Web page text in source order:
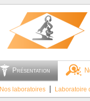
Présentation
Nos laboratoires⎮ Laboratoire